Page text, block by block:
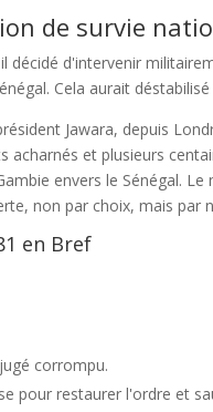
de survie
décidé d'intervenir
Cela aurait
Jawara, depuis
et plusieurs
envers le Sénégal.
non par choix, mais par
en Bref
corrompu.
pour restaurer l'ordre et